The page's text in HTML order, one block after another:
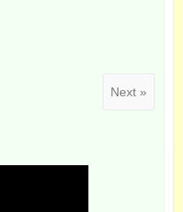
Next »